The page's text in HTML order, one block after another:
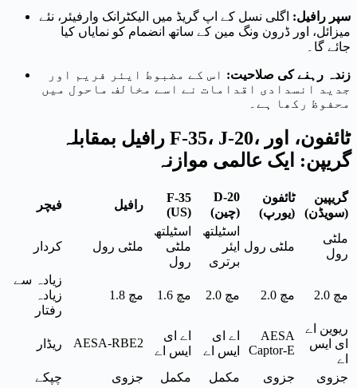
سپر رافیل: اگلی نسل کے اپ گریڈ میں الیکٹرانک وارفیئر، نئے
میزائل، اور ڈرون ونگ مین کے ساتھ انضمام کو نمایاں کیا
جائے گا۔
زندہ رہنے کی صلاحیت: اس کے مضبوط ایئر فریم اور
جدید انسدادی اقدامات نے اسے مخالف ماحول میں
محفوظ رکھا ہے۔
رافیل بمقابلہ F-35، J-20، ٹائفون، اور
گریپن: ایک عالمی موازنہ
فیچر رافیل
F-35
(US)
D-20
(چین)
ٹائفون
(یورپ)
گریپین
(سویڈن)
کردار ملٹی رول
اسٹیلتھ
ملٹی
رول
اسٹیلتھ
ایئر
برتری
ملٹی رول
ملٹی
رول
زیادہ سے
زیادہ
رفتار
مچ 1.8 مچ 1.6 مچ 2.0 مچ 2.0 مچ 2.0
ریڈار AESA-RBE2
اے ای
ایس اے
اے ای
ایس اے
AESA
Captor-E
ریوین اے
ای ایس
اے
چپکے
جزوی مکمل مکمل جزوی
جزوی